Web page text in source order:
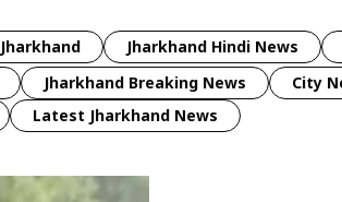
Jharkhand Jharkhand Hindi News
Jharkhand Breaking News City
Latest Jharkhand News